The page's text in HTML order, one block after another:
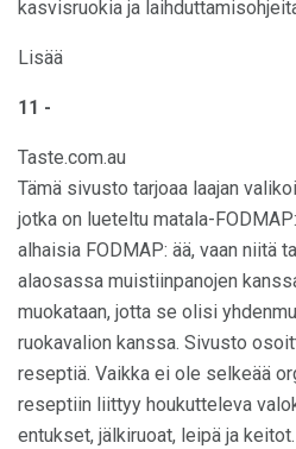
kasvisruokia ja
Lisää
11 -
Taste.com.au
Tämä sivusto tarjoaa laajan
jotka on lueteltu matala-
alhaisia ​​FODMAP: ää, vaan niitä
alaosassa muistiinpanojen
muokataan, jotta se olisi
ruokavalion kanssa. Sivusto
reseptiä. Vaikka ei ole selkeää
reseptiin liittyy houkutteleva
entukset, jälkiruoat, leipä ja keitot.